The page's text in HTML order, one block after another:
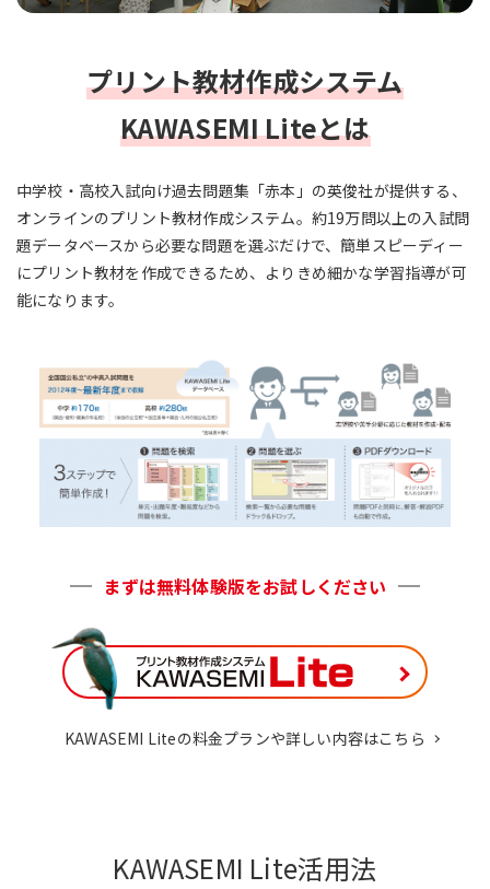
プリント教材作成システム
KAWASEMI Liteとは
中学校・高校入試向け過去問題集「赤本」の英俊社が提供する、
オンラインのプリント教材作成システム。約19万問以上の入試問
題データベースから必要な問題を選ぶだけで、簡単スピーディー
にプリント教材を作成できるため、よりきめ細かな学習指導が可
能になります。
まずは無料体験版をお試しください
KAWASEMI Liteの料金プランや詳しい内容はこちら
KAWASEMI Lite活用法